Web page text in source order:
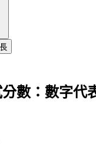
數：數字代